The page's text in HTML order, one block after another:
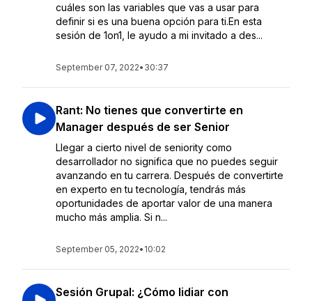
cuáles son las variables que vas a usar para
definir si es una buena opción para ti.En esta
sesión de 1on1, le ayudo a mi invitado a des...
September 07, 2022• 30:37
Rant: No tienes que convertirte en
Manager después de ser Senior
Llegar a cierto nivel de seniority como
desarrollador no significa que no puedes seguir
avanzando en tu carrera. Después de convertirte
en experto en tu tecnología, tendrás más
oportunidades de aportar valor de una manera
mucho más amplia. Si n...
September 05, 2022• 10:02
Sesión Grupal: ¿Cómo lidiar con